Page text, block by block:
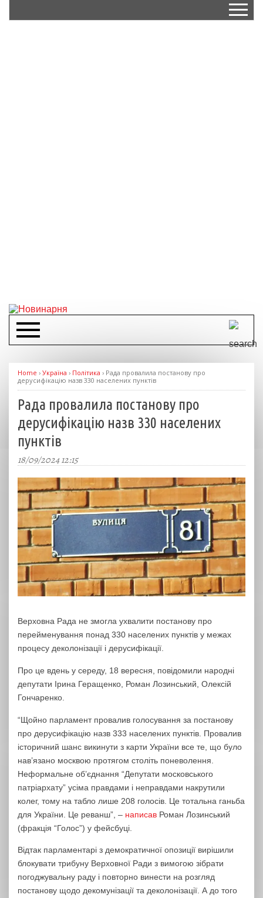
Home › Україна › Політика › Рада провалила постанову про
дерусифікацію назв 330 населених пунктів
Рада провалила постанову про
дерусифікацію назв 330 населених
пунктів
18/09/2024 12:15
Верховна Рада не змогла ухвалити постанову про
перейменування понад 330 населених пунктів у межах
процесу деколонізації і дерусифікації.
Про це вдень у середу, 18 вересня, повідомили народні
депутати Ірина Геращенко, Роман Лозинський, Олексій
Гончаренко.
“Щойно парламент провалив голосування за постанову
про дерусифікацію назв 333 населених пунктів. Провалив
історичний шанс викинути з карти України все те, що було
нав’язано москвою протягом століть поневолення.
Неформальне об’єднання “Депутати московського
патріархату” усіма правдами і неправдами накрутили
колег, тому на табло лише 208 голосів. Це тотальна ганьба
для України. Це реванш”, – написав Роман Лозинський
(фракція “Голос”) у фейсбуці.
Відтак парламентарі з демократичної опозиції вирішили
блокувати трибуну Верховної Ради з вимогою зібрати
погоджувальну раду і повторно винести на розгляд
постанову щодо декомунізації та деколонізації. А до того